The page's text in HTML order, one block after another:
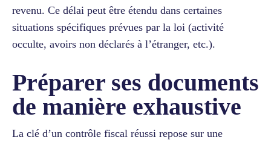
revenu. Ce délai peut être étendu dans certaines
situations spécifiques prévues par la loi (activité
occulte, avoirs non déclarés à l’étranger, etc.).
Préparer ses documents
de manière exhaustive
La clé d’un contrôle fiscal réussi repose sur une